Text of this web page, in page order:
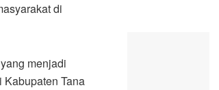
di
menjadi
Kabupaten Tana